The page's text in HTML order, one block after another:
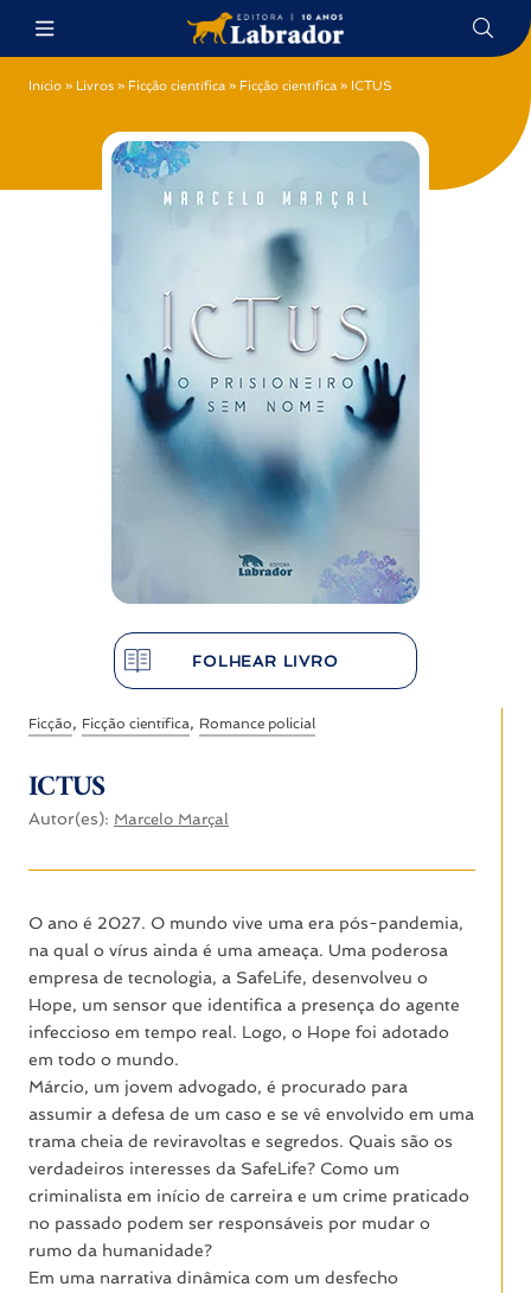
Início » Livros » Ficção científica » Ficção científica » ICTUS
FOLHEAR LIVRO
Ficção, Ficção científica, Romance policial
ICTUS
Autor(es): Marcelo Marçal
O ano é 2027. O mundo vive uma era pós-pandemia,
na qual o vírus ainda é uma ameaça. Uma poderosa
empresa de tecnologia, a SafeLife, desenvolveu o
Hope, um sensor que identifica a presença do agente
infeccioso em tempo real. Logo, o Hope foi adotado
em todo o mundo.
Márcio, um jovem advogado, é procurado para
assumir a defesa de um caso e se vê envolvido em uma
trama cheia de reviravoltas e segredos. Quais são os
verdadeiros interesses da SafeLife? Como um
criminalista em início de carreira e um crime praticado
no passado podem ser responsáveis por mudar o
rumo da humanidade?
Em uma narrativa dinâmica com um desfecho